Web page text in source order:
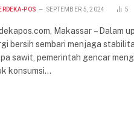
POS SEPTEMBER 5, 2024 5
Makassar – Dalam
bersih sembari menjaga
sawit, pemerintah gencar
konsumsi…